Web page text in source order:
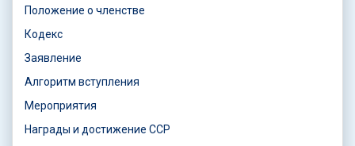
Положение о членстве
Кодекс
Заявление
Алгоритм вступления
Мероприятия
Награды и достижение ССР